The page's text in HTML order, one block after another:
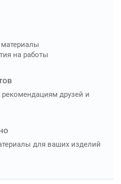
материалы
на работы
рекомендациям друзей и
для ваших изделий